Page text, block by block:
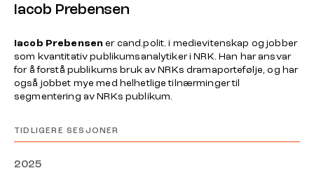
Iacob Prebensen
Iacob Prebensener cand.polit. i medievitenskap og jobber
som kvantitativ publikumsanalytiker i NRK. Han har ansvar
for å forstå publikums bruk av NRKs dramaportefølje, og har
også jobbet mye med helhetlige tilnærminger til
segmentering av NRKs publikum.
TIDLIGERE SESJONER
2025